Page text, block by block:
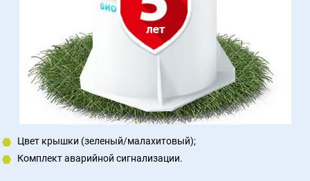
Цвет крышки (зеленый/малахитовый);
Комплект аварийной сигнализации.